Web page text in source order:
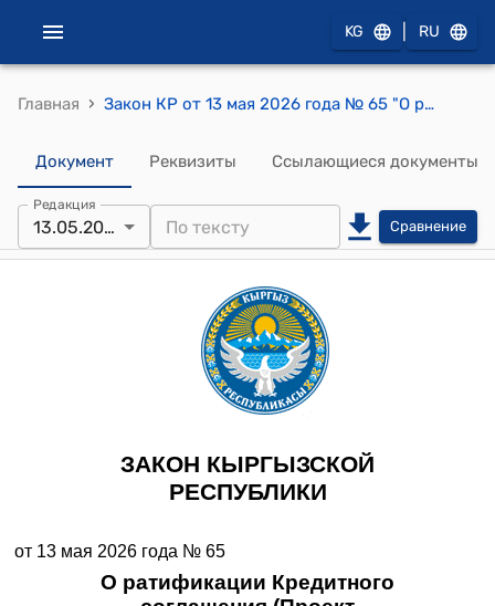
KG RU
Главная › Закон КР от 13 мая 2026 года № 65 "О ратификации Кредитного соглашения (Проект строительства воздушной линии электропередачи 500 кВ между подстанцией "Кемин" и новой подстанцией "Балыкчы") между Кыргызской Республикой и Европейским банком реконструкции и развития и Грантового соглашения (Проект строительства воздушной линии электропередачи 500 кВ между подстанцией "Кемин" и новой подстанцией "Балыкчы") между Кыргызской Республикой, открытым акционерным обществом "Национальная электрическая сеть Кыргызстана" и Европейским банком реконструкции и развития, подписанных 31 декабря 2025 года в городе Бишкек"
Документ Реквизиты Ссылающиеся документы
Редакция
13.05.2026 Сравнение